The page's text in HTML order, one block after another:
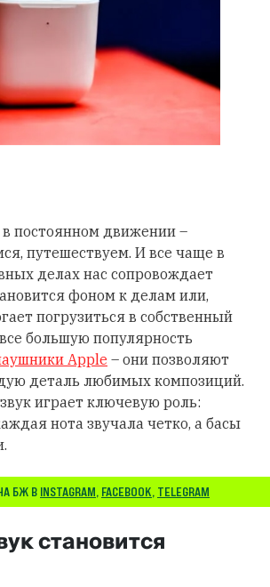
постоянном движении –
путешествуем. И все чаще в
делах нас сопровождает
фоном к делам или,
погрузиться в собственный
большую популярность
Apple – они позволяют
деталь любимых композиций.
играет ключевую роль:
нота звучала четко, а басы
БЖ В INSTAGRAM, FACEBOOK, TELEGRAM
становится